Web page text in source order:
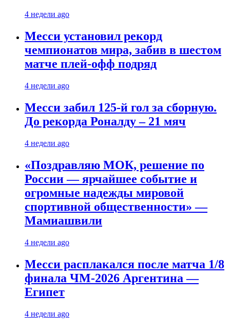
4 недели ago
Месси установил рекорд
чемпионатов мира, забив в шестом
матче плей‑офф подряд
4 недели ago
Месси забил 125-й гол за сборную.
До рекорда Роналду – 21 мяч
4 недели ago
«Поздравляю МОК, решение по
России — ярчайшее событие и
огромные надежды мировой
спортивной общественности» —
Мамиашвили
4 недели ago
Месси расплакался после матча 1/8
финала ЧМ-2026 Аргентина —
Египет
4 недели ago